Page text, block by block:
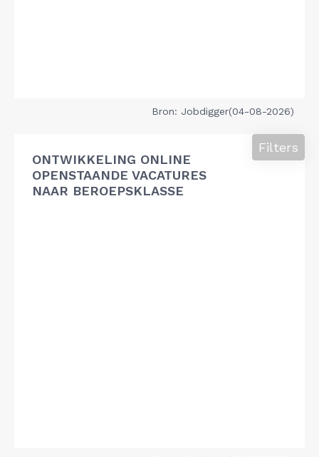
Bron: Jobdigger(04-08-2026)
ONTWIKKELING ONLINE
OPENSTAANDE VACATURES
NAAR BEROEPSKLASSE
Filters